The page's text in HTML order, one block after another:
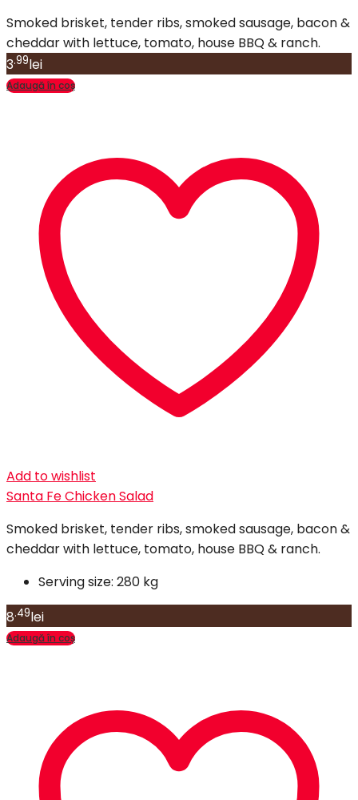
Smoked brisket, tender ribs, smoked sausage, bacon &
cheddar with lettuce, tomato, house BBQ & ranch.
3.99lei
Adaugă în coș
Add to wishlist
Santa Fe Chicken Salad
Smoked brisket, tender ribs, smoked sausage, bacon &
cheddar with lettuce, tomato, house BBQ & ranch.
Serving size: 280 kg
8.49lei
Adaugă în coș